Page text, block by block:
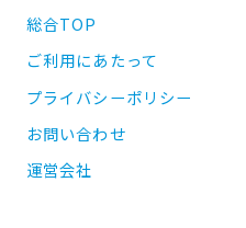
総合TOP
ご利用にあたって
プライバシーポリシー
お問い合わせ
運営会社